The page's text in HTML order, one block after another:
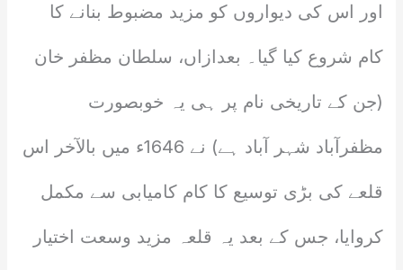
اور اس کی دیواروں کو مزید مضبوط بنانے کا
کام شروع کیا گیا۔ بعدازاں، سلطان مظفر خان
(جن کے تاریخی نام پر ہی یہ خوبصورت
مظفرآباد شہر آباد ہے) نے 1646ء میں بالآخر اس
قلعے کی بڑی توسیع کا کام کامیابی سے مکمل
کروایا، جس کے بعد یہ قلعہ مزید وسعت اختیار